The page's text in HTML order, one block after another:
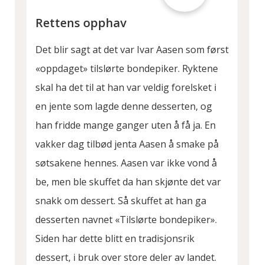
Rettens opphav
Det blir sagt at det var Ivar Aasen som først
«oppdaget» tilslørte bondepiker. Ryktene
skal ha det til at han var veldig forelsket i
en jente som lagde denne desserten, og
han fridde mange ganger uten å få ja. En
vakker dag tilbød jenta Aasen å smake på
søtsakene hennes. Aasen var ikke vond å
be, men ble skuffet da han skjønte det var
snakk om dessert. Så skuffet at han ga
desserten navnet «Tilslørte bondepiker».
Siden har dette blitt en tradisjonsrik
dessert, i bruk over store deler av landet.